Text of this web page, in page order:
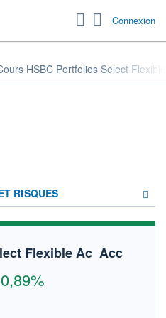
Connexion
HSBC Portfolios Select Flexible
RISQUES
FORUM
Flexible Ac  Acc